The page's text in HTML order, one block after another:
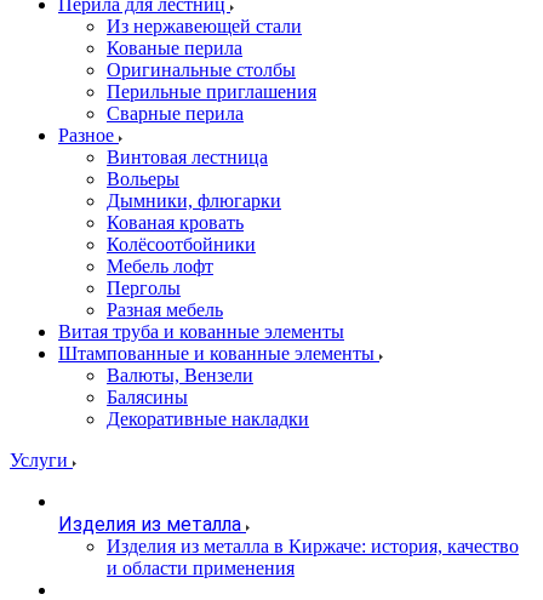
Перила для лестниц
Из нержавеющей стали
Кованые перила
Оригинальные столбы
Перильные приглашения
Сварные перила
Разное
Винтовая лестница
Вольеры
Дымники, флюгарки
Кованая кровать
Колёсоотбойники
Мебель лофт
Перголы
Разная мебель
Витая труба и кованные элементы
Штампованные и кованные элементы
Валюты, Вензели
Балясины
Декоративные накладки
Услуги
Изделия из металла
Изделия из металла в Киржаче: история, качество
и области применения